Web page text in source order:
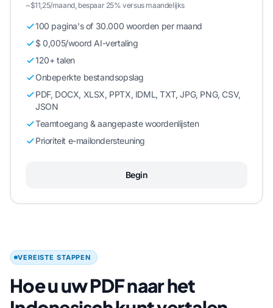
~$11,25/maand, bespaar 25% versus maandelijks
100 pagina's of 30.000 woorden per maand
$ 0,005/woord AI-vertaling
120+ talen
Onbeperkte bestandsopslag
PDF, DOCX, XLSX, PPTX, IDML, TXT, JPG, PNG, CSV,
JSON
Teamtoegang & aangepaste woordenlijsten
Prioriteit e-mailondersteuning
Begin
VEREISTE STAPPEN
Hoe u uw PDF naar het